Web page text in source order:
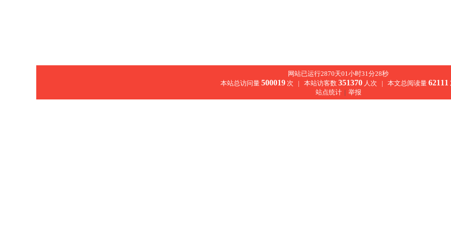
网站已运行2870天01小时31分28秒
本站总访问量 500019次 | 本站访客数 351370人次 | 本文总阅读量 62111
站点统计 | 举报